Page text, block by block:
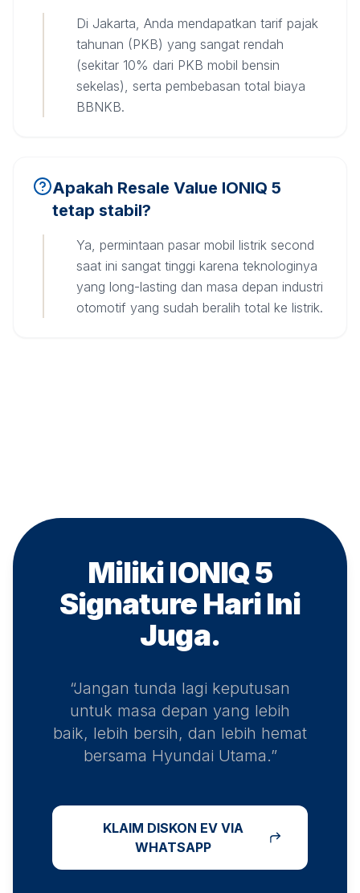
Di Jakarta, Anda mendapatkan tarif pajak
tahunan (PKB) yang sangat rendah
(sekitar 10% dari PKB mobil bensin
sekelas), serta pembebasan total biaya
BBNKB.
Apakah Resale Value IONIQ 5
tetap stabil?
Ya, permintaan pasar mobil listrik second
saat ini sangat tinggi karena teknologinya
yang long-lasting dan masa depan industri
otomotif yang sudah beralih total ke listrik.
Miliki IONIQ 5
Signature Hari Ini
Juga.
“Jangan tunda lagi keputusan
untuk masa depan yang lebih
baik, lebih bersih, dan lebih hemat
bersama Hyundai Utama.”
KLAIM DISKON EV VIA
WHATSAPP